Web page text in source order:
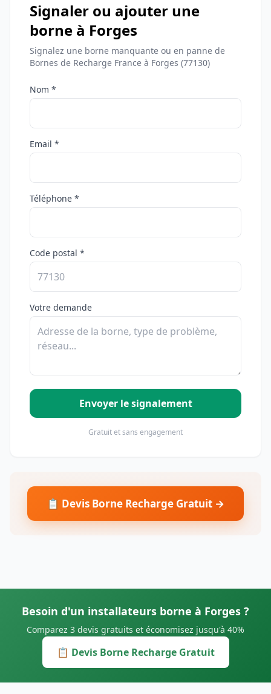
Signaler ou ajouter une
borne à Forges
Signalez une borne manquante ou en panne de
Bornes de Recharge France à Forges (77130)
Nom *
Email *
Téléphone *
Code postal *
Votre demande
Envoyer le signalement
Gratuit et sans engagement
📋 Devis Borne Recharge Gratuit →
Besoin d'un installateurs borne à Forges ?
Comparez 3 devis gratuits et économisez jusqu'à 40%
📋 Devis Borne Recharge Gratuit